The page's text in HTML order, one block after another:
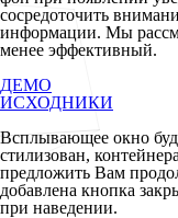
сосредоточить
информации. Мы
менее эффективный.
ДЕМО
ИСХОДНИКИ
Всплывающее окно
стилизован,
предложить Вам
добавлена кнопка
при наведении.